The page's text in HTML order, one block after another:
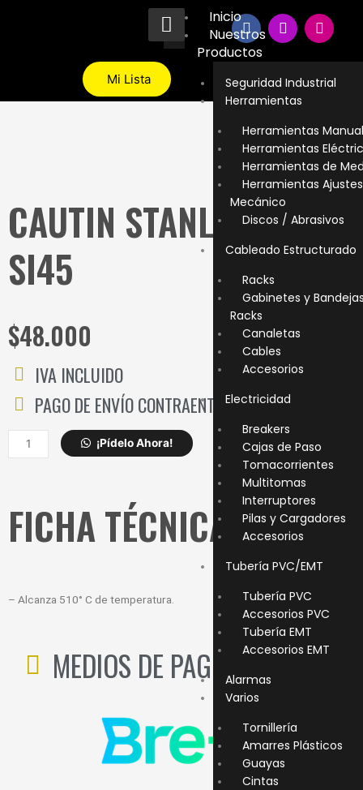
Inicio
Nuestros
Productos
Seguridad Industrial
Herramientas
Herramientas
Herramientas
Herramientas de
Herramientas Ajustes
Mecánico
Discos / Abrasivos
Cableado Estructurado
Racks
Gabinetes y
Racks
Canaletas
Cables
Accesorios
Electricidad
Breakers
Cajas de Paso
Tomacorrientes
Multitomas
Interruptores
Pilas y Cargadores
Accesorios
Tubería PVC/EMT
Tubería PVC
Accesorios PVC
Tubería EMT
Accesorios EMT
Alarmas
Varios
Tornillería
Amarres Plásticos
Guayas
Cintas
F
a
c
e
b
o
o
I
n
t
a
g
r
a
m
T
i
t
o
Mi Lista
CAUTIN STANLEY 45W
SI45
$48.000
IVA INCLUIDO
PAGO DE ENVÍO CONTRAENTREGA
CAUTIN
STANLEY
cantidad
¡Pídelo Ahora!
FICHA TÉCNICA
– Alcanza 510° C de temperatura.
MEDIOS DE PAGO: